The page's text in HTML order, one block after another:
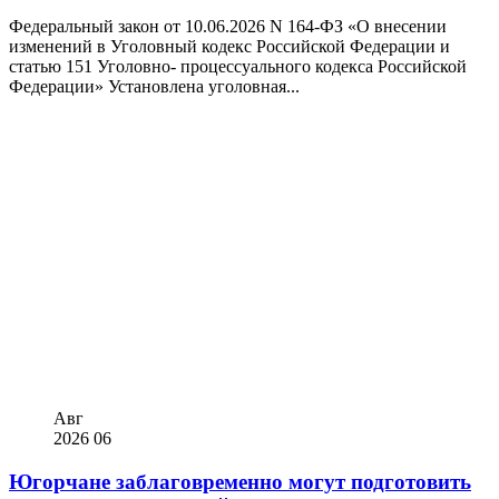
Федеральный закон от 10.06.2026 N 164-ФЗ «О внесении
изменений в Уголовный кодекс Российской Федерации и
статью 151 Уголовно- процессуального кодекса Российской
Федерации» Установлена уголовная...
Авг
2026 06
Югорчане заблаговременно могут подготовить